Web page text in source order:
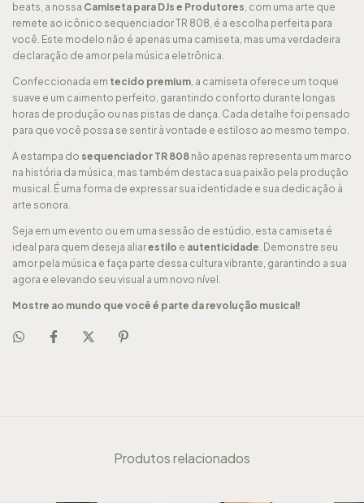
beats, a nossa Camiseta para DJs e Produtores, com uma arte que
remete ao icônico sequenciador TR 808, é a escolha perfeita para
você. Este modelo não é apenas uma camiseta, mas uma verdadeira
declaração de amor pela música eletrônica.
Confeccionada em tecido premium, a camiseta oferece um toque
suave e um caimento perfeito, garantindo conforto durante longas
horas de produção ou nas pistas de dança. Cada detalhe foi pensado
para que você possa se sentir à vontade e estiloso ao mesmo tempo.
A estampa do sequenciador TR 808 não apenas representa um marco
na história da música, mas também destaca sua paixão pela produção
musical. É uma forma de expressar sua identidade e sua dedicação à
arte sonora.
Seja em um evento ou em uma sessão de estúdio, esta camiseta é
ideal para quem deseja aliarestilo e autenticidade. Demonstre seu
amor pela música e faça parte dessa cultura vibrante, garantindo a sua
agora e elevando seu visual a um novo nível.
Mostre ao mundo que você é parte da revolução musical!
Produtos relacionados